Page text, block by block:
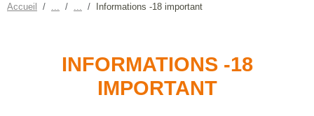
Accueil Informations -18 important
INFORMATIONS -18
IMPORTANT